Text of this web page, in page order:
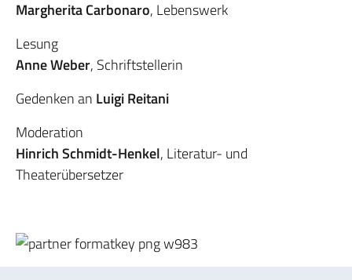
Margherita Carbonaro, Lebenswerk
Lesung
Anne Weber, Schriftstellerin
Gedenken an Luigi Reitani
Moderation
Hinrich Schmidt-Henkel, Literatur- und
Theaterübersetzer